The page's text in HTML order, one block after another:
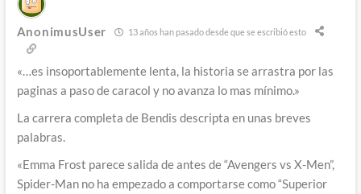
AnonimusUser 13 años han pasado desde que se escribió esto
«…es insoportablemente lenta, la historia se arrastra por las
paginas a paso de caracol y no avanza lo mas mínimo.»
La carrera completa de Bendis descripta en unas breves
palabras.
«Emma Frost parece salida de antes de “Avengers vs X-Men”,
Spider-Man no ha empezado a comportarse como “Superior